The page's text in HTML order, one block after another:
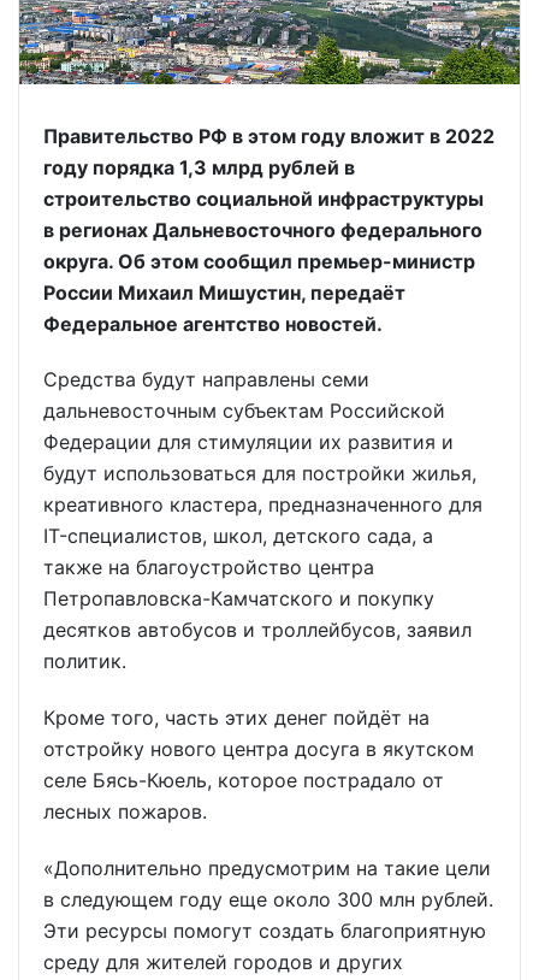
Правительство РФ в этом году вложит в 2022
году порядка 1,3 млрд рублей в
строительство социальной инфраструктуры
в регионах Дальневосточного федерального
округа. Об этом сообщил премьер-министр
России Михаил Мишустин, передаёт
Федеральное агентство новостей.
Средства будут направлены семи
дальневосточным субъектам Российской
Федерации для стимуляции их развития и
будут использоваться для постройки жилья,
креативного кластера, предназначенного для
IT-специалистов, школ, детского сада, а
также на благоустройство центра
Петропавловска-Камчатского и покупку
десятков автобусов и троллейбусов, заявил
политик.
Кроме того, часть этих денег пойдёт на
отстройку нового центра досуга в якутском
селе Бясь-Кюель, которое пострадало от
лесных пожаров.
«Дополнительно предусмотрим на такие цели
в следующем году еще около 300 млн рублей.
Эти ресурсы помогут создать благоприятную
среду для жителей городов и других